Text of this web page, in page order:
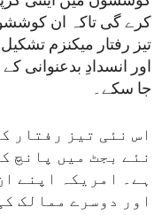
کرے گی تاکہ ان
تیز رفتار میکنزم
اور انسدادِ بدعنوانی
جا سکے۔
اس نئی تیز رفتار
نئے بجٹ میں پانچ
ہے۔ امریکہ اپنے
اور دوسرے ممالک